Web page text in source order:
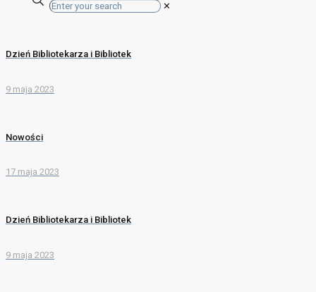
✕
Dzień Bibliotekarza i Bibliotek
9 maja 2023
Nowości
17 maja 2023
Dzień Bibliotekarza i Bibliotek
9 maja 2023